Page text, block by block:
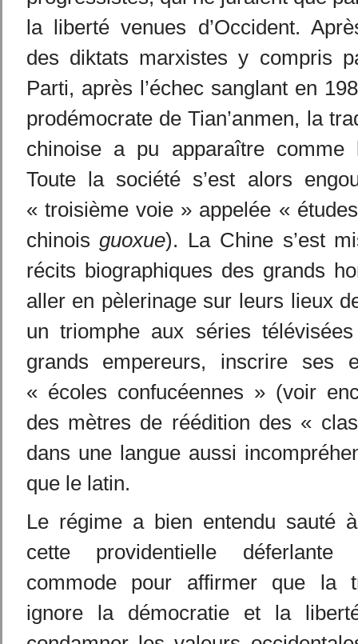
la liberté venues d’Occident.
des diktats marxistes y compris
Parti, après l’échec sanglant en
prodémocrate de Tian’anmen, la
chinoise a pu apparaître comme
Toute la société s’est alors
« troisième voie » appelée «
chinois guoxue). La Chine s’est
récits biographiques des grands
aller en pèlerinage sur leurs lieux
un triomphe aux séries
grands empereurs, inscrire ses
« écoles confucéennes » (voir
des mètres de réédition des «
dans une langue aussi
que le latin.
Le régime a bien entendu sauté
cette providentielle déferlante
commode pour affirmer que la
ignore la démocratie et la